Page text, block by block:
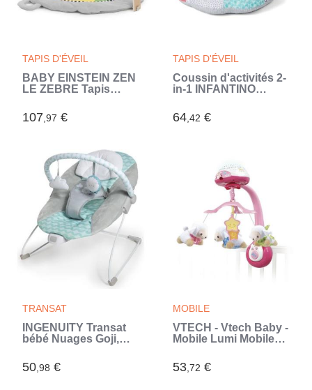
TAPIS D'ÉVEIL
BABY EINSTEIN ZEN
LE ZEBRE Tapis
en bois, jouets
multisensoriels, miroir
107,97 €
TAPIS D'ÉVEIL
Coussin d'activités 2-
in-1 INFANTINO
64,42 €
TRANSAT
INGENUITY Transat
bébé Nuages Goji,
apaisantes, Arche
d'éveil avec 2
50,98 €
MOBILE
VTECH - Vtech Baby -
Mobile Lumi Mobile
Rose (Rose)
53,72 €